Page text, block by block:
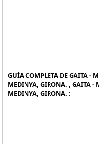
GUÍA COMPLETA DE GAITA -
MEDINYA, GIRONA. , GAITA -
MEDINYA, GIRONA. :